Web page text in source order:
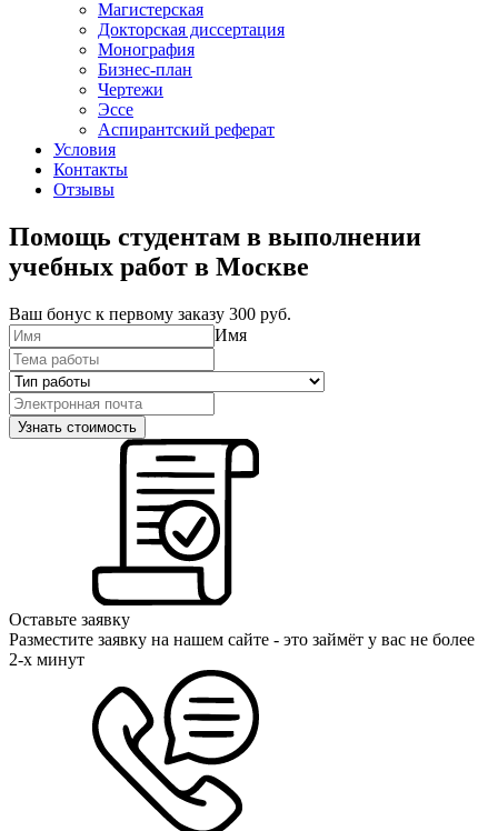
Магистерская
Докторская диссертация
Монография
Бизнес-план
Чертежи
Эссе
Аспирантский реферат
Условия
Контакты
Отзывы
Помощь студентам в выполнении
учебных работ в Москве
Ваш бонус к первому заказу 300 руб.
Имя
Оставьте заявку
Разместите заявку на нашем сайте - это займёт у вас не более
2-х минут